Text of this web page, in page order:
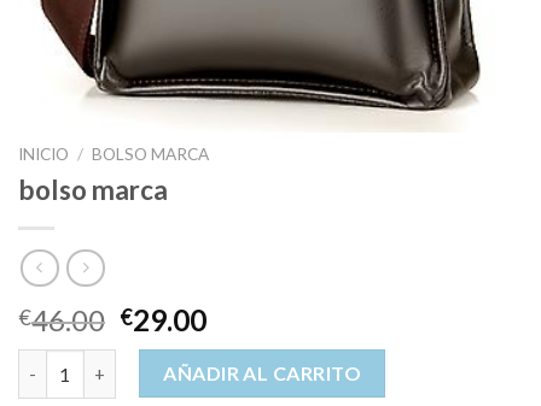
INICIO / BOLSO MARCA
bolso marca
€46.00 €29.00
bolso marca cantidadAÑADIR AL CARRITO